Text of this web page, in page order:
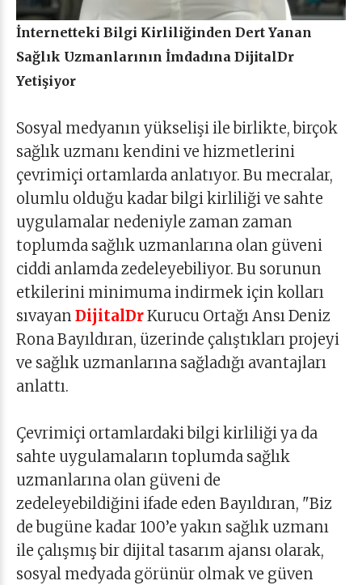
İnternetteki Bilgi Kirliliğinden Dert Yanan
Sağlık Uzmanlarının İmdadına DijitalDr
Yetişiyor
Sosyal medyanın yükselişi ile birlikte, birçok
sağlık uzmanı kendini ve hizmetlerini
çevrimiçi ortamlarda anlatıyor. Bu mecralar,
olumlu olduğu kadar bilgi kirliliği ve sahte
uygulamalar nedeniyle zaman zaman
toplumda sağlık uzmanlarına olan güveni
ciddi anlamda zedeleyebiliyor. Bu sorunun
etkilerini minimuma indirmek için kolları
sıvayan DijitalDrKurucu Ortağı Ansı Deniz
Rona Bayıldıran, üzerinde çalıştıkları projeyi
ve sağlık uzmanlarına sağladığı avantajları
anlattı.
Çevrimiçi ortamlardaki bilgi kirliliği ya da
sahte uygulamaların toplumda sağlık
uzmanlarına olan güveni de
zedeleyebildiğini ifade eden Bayıldıran, "Biz
de bugüne kadar 100’e yakın sağlık uzmanı
ile çalışmış bir dijital tasarım ajansı olarak,
sosyal medyada görünür olmak ve güven